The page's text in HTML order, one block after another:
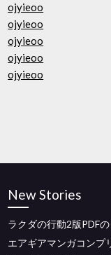
ojyieoo
ojyieoo
ojyieoo
ojyieoo
ojyieoo
New Stories
ラクダの行動2版PDF
エアギアマンガコンプ